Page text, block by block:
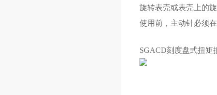
旋转表壳或表壳上的
使用前，主动针必须
SGACD刻度盘式扭矩